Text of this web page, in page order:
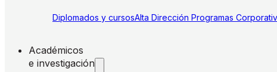
Diplomados y cursosAlta Dirección Programas
Académicos
e investigación